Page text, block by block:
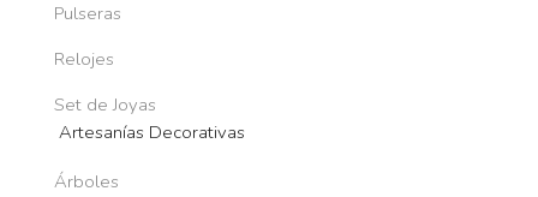
Pulseras
Relojes
Set de Joyas
Artesanías Decorativas
Árboles